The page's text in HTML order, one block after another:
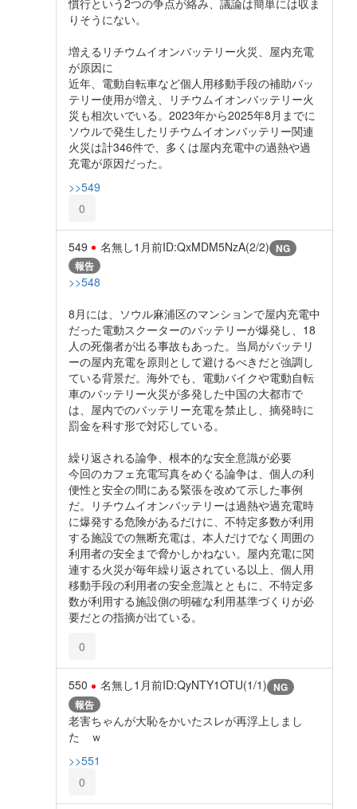
りそうにない。
増えるリチウムイオンバッテリー火災、屋内充電
が原因に
近年、電動自転車など個人用移動手段の補助バッ
テリー使用が増え、リチウムイオンバッテリー火
災も相次いでいる。2023年から2025年8月までに
ソウルで発生したリチウムイオンバッテリー関連
火災は計346件で、多くは屋内充電中の過熱や過
充電が原因だった。
>>549
0
549 名無し1月前ID:QxMDM5NzA(2/2) NG
報告
>>548
8月には、ソウル麻浦区のマンションで屋内充電中
だった電動スクーターのバッテリーが爆発し、18
人の死傷者が出る事故もあった。当局がバッテリ
ーの屋内充電を原則として避けるべきだと強調し
ている背景だ。海外でも、電動バイクや電動自転
車のバッテリー火災が多発した中国の大都市で
は、屋内でのバッテリー充電を禁止し、摘発時に
罰金を科す形で対応している。
繰り返される論争、根本的な安全意識が必要
今回のカフェ充電写真をめぐる論争は、個人の利
便性と安全の間にある緊張を改めて示した事例
だ。リチウムイオンバッテリーは過熱や過充電時
に爆発する危険があるだけに、不特定多数が利用
する施設での無断充電は、本人だけでなく周囲の
利用者の安全まで脅かしかねない。屋内充電に関
連する火災が毎年繰り返されている以上、個人用
移動手段の利用者の安全意識とともに、不特定多
数が利用する施設側の明確な利用基準づくりが必
要だとの指摘が出ている。
0
550 名無し1月前ID:QyNTY1OTU(1/1) NG
報告
老害ちゃんが大恥をかいたスレが再浮上しまし
た ｗ
>>551
0